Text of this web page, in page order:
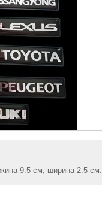
9.5 см, ширина 2.5 см.